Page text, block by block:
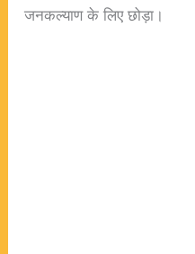
जनकल्याण के लिए छोड़ा।